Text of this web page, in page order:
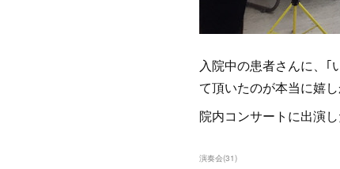
入院中の患者さんに、｢
て頂いたのが本当に嬉
院内コンサートに出演
演奏会(31)